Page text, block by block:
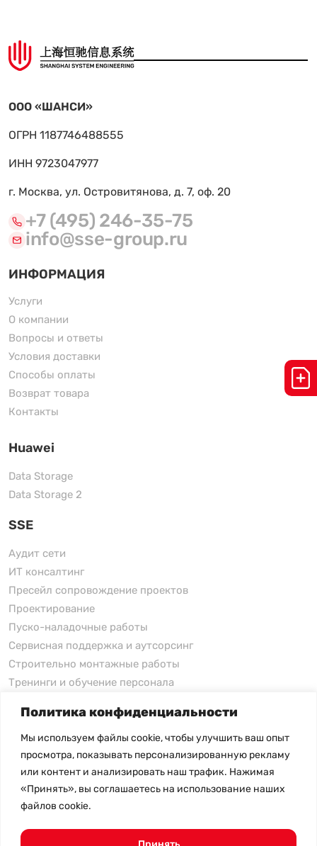
Политика конфиденциальности
Мы используем файлы cookie, чтобы улучшить ваш опыт
просмотра, показывать персонализированную рекламу
или контент и анализировать наш трафик. Нажимая
«Принять», вы соглашаетесь на использование наших
файлов cookie.
ООО «ШАНСИ»
ОГРН 1187746488555
ИНН 9723047977
г. Москва, ул. Островитянова, д. 7, оф. 20
+7 (495) 246-35-75
info@sse-group.ru
ИНФОРМАЦИЯ
Услуги
О компании
Вопросы и ответы
Условия доставки
Способы оплаты
Возврат товара
Контакты
Huawei
Data Storage
Data Storage 2
SSE
Аудит сети
ИТ консалтинг
Пресейл сопровождение проектов
Проектирование
Пуско-наладочные работы
Сервисная поддержка и аутсорсинг
Строительно монтажные работы
Тренинги и обучение персонала
xFusion
xFusion
xFusion AI Solution
Цены на товары не являются публичной офертой и
- Политика конфиденциальности- Возврат товара